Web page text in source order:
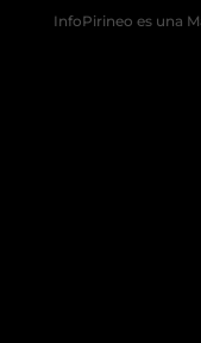
InfoPirineo es una